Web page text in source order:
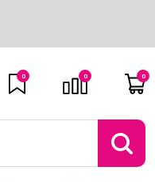
0 0 0